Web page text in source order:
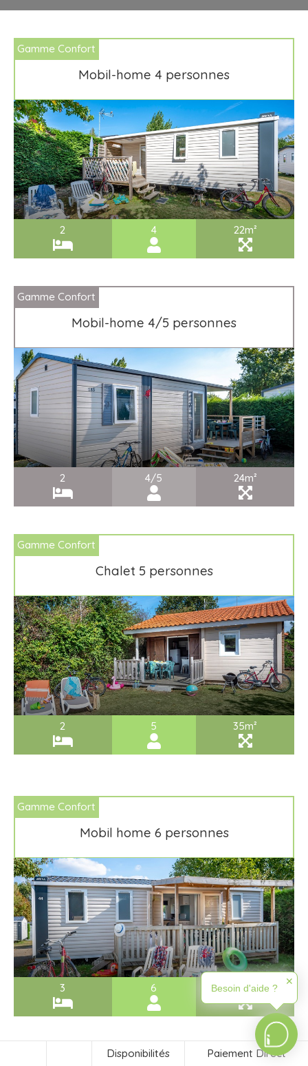
Gamme Confort
Mobil-home 4 personnes
2 4 22m²
Gamme Confort
Mobil-home 4/5 personnes
2 4/5 24m²
Gamme Confort
Chalet 5 personnes
2 5 35m²
Gamme Confort
Mobil home 6 personnes
3 6 28m²
Disponibilités Paiement Direct
Besoin d'aide ?
✕